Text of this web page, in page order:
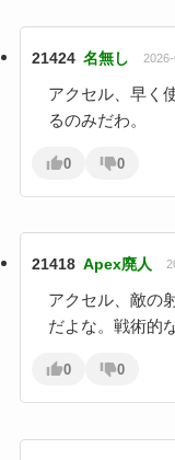
21424 名無し
アクセル、早く
るのみだわ。
0 0
21418 Apex廃人
アクセル、敵の
だよな。戦術的
0 0